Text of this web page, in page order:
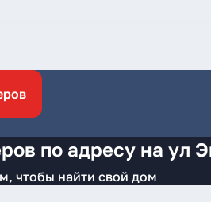
по адресу на ул
чтобы найти свой дом